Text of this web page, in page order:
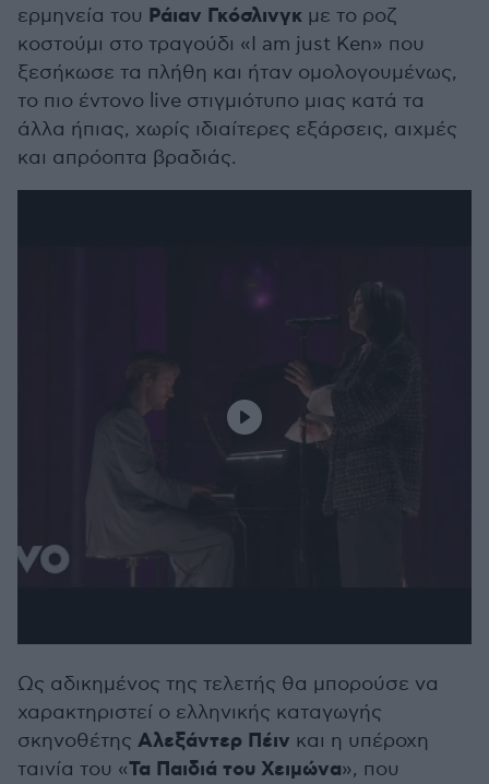
ερμηνεία του Ράιαν Γκόσλινγκ με το ροζ
κοστούμι στο τραγούδι «I am just Ken» που
ξεσήκωσε τα πλήθη και ήταν ομολογουμένως,
το πιο έντονο live στιγμιότυπο μιας κατά τα
άλλα ήπιας, χωρίς ιδιαίτερες εξάρσεις, αιχμές
και απρόοπτα βραδιάς.
Ως αδικημένος της τελετής θα μπορούσε να
χαρακτηριστεί ο ελληνικής καταγωγής
σκηνοθέτης Αλεξάντερ Πέιν και η υπέροχη
ταινία του «Τα Παιδιά του Χειμώνα», που